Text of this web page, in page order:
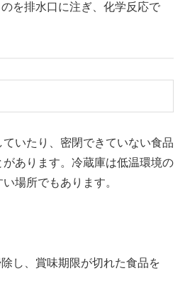
を排水口に注ぎ、化学反応で
いたり、密閉できていない食品
あります。冷蔵庫は低温環境の
場所でもあります。
し、賞味期限が切れた食品を